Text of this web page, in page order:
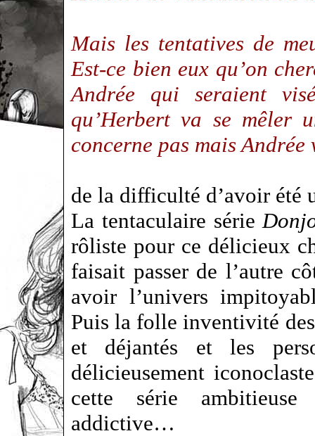
Mais les tentatives de
Est-ce bien eux qu’on
Andrée qui seraient
qu’Herbert va se mêler
concerne pas mais Andrée
de la difficulté d’avoir été
La tentaculaire série
rôliste pour ce délicieux
faisait passer de l’autre
avoir l’univers
Puis la folle inventivité
et déjantés et les
délicieusement
cette série ambitieuse
addictive…